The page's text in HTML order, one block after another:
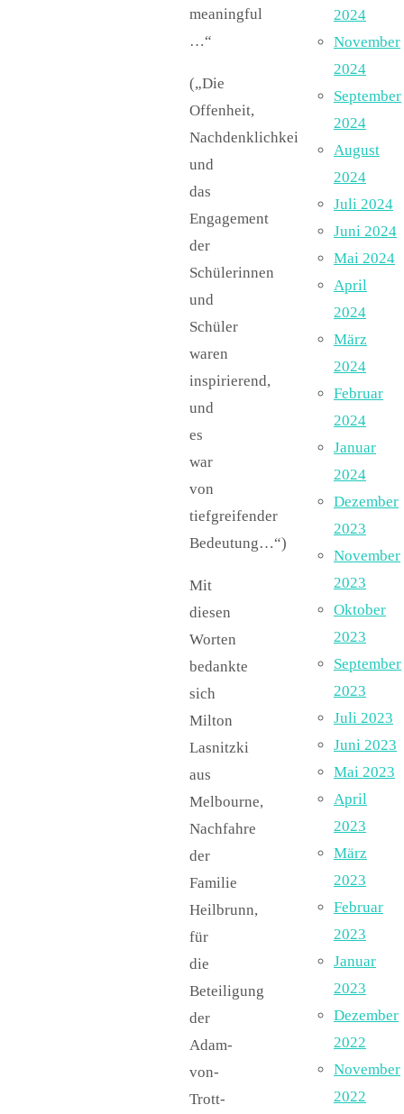
meaningful
…“
(„Die
Offenheit,
Nachdenklichkeit
und
das
Engagement
der
Schülerinnen
und
Schüler
waren
inspirierend,
und
es
war
von
tiefgreifender
Bedeutung…“)
Mit
diesen
Worten
bedankte
sich
Milton
Lasnitzki
aus
Melbourne,
Nachfahre
der
Familie
Heilbrunn,
für
die
Beteiligung
der
Adam-
von-
Trott-
2024
November
2024
September
2024
August
2024
Juli 2024
Juni 2024
Mai 2024
April
2024
März
2024
Februar
2024
Januar
2024
Dezember
2023
November
2023
Oktober
2023
September
2023
Juli 2023
Juni 2023
Mai 2023
April
2023
März
2023
Februar
2023
Januar
2023
Dezember
2022
November
2022